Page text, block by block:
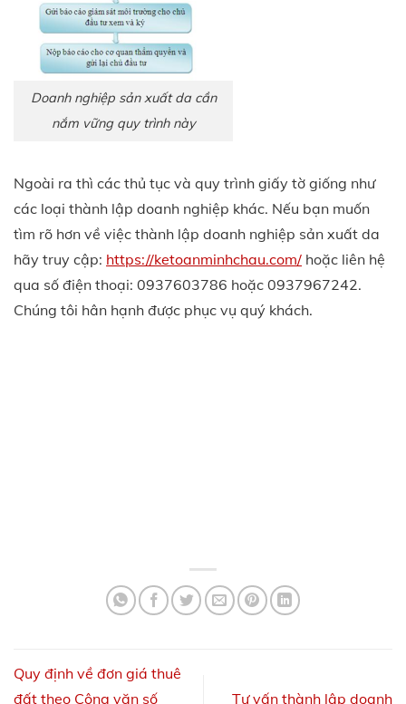
Doanh nghiệp sản xuất da cần
nắm vững quy trình này
Ngoài ra thì các thủ tục và quy trình giấy tờ giống như
các loại thành lập doanh nghiệp khác. Nếu bạn muốn
tìm rõ hơn về việc thành lập doanh nghiệp sản xuất da
hãy truy cập: https://ketoanminhchau.com/ hoặc liên hệ
qua số điện thoại: 0937603786 hoặc 0937967242.
Chúng tôi hân hạnh được phục vụ quý khách.
Quy định về đơn giá thuê
đất theo Công văn số
Tư vấn thành lập doanh